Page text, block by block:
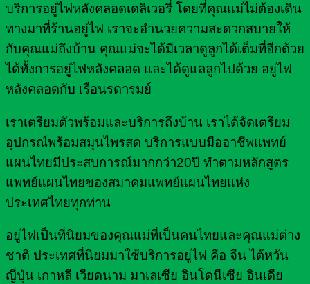
บริการอยู่ไฟหลังคลอดเดลิเวอรี่ โดยที่คุณแม่ไม่ต้องเดิน
ทางมาที่ร้านอยู่ไฟ เราจะอำนวยความสะดวกสบายให้
กับคุณแม่ถึงบ้าน คุณแม่จะได้มีเวลาดูลูกได้เต็มที่อีกด้วย
ได้ทั้งการอยู่ไฟหลังคลอด และได้ดูแลลูกไปด้วย อยู่ไฟ
หลังคลอดกับ เรือนรดารมย์
เราเตรียมตัวพร้อมและบริการถึงบ้าน เราได้จัดเตรียม
อุปกรณ์พร้อมสมุนไพรสด บริการแบบมืออาชีพแพทย์
แผนไทยมีประสบการณ์มากกว่า20ปี ทำตามหลักสูตร
แพทย์แผนไทยของสมาคมแพทย์แผนไทยแห่ง
ประเทศไทยทุกท่าน
อยู่ไฟเป็นที่นิยมของคุณแม่ที่เป็นคนไทยและคุณแม่ต่าง
ชาติ ประเทศที่นิยมมาใช้บริการอยู่ไฟ คือ จีน ไต้หวัน
ญี่ปุ่น เกาหลี เวียดนาม มาเลเซีย อินโดนีเซีย อินเดีย